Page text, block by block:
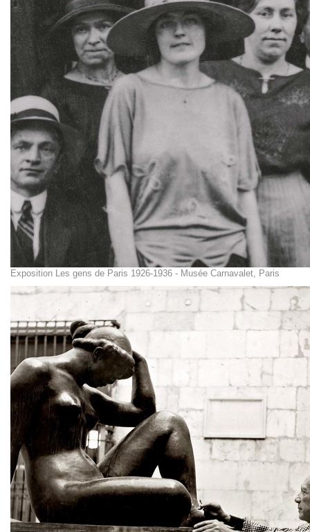
Exposition Les gens de Paris 1926-1936 - Musée Carnavalet, Paris